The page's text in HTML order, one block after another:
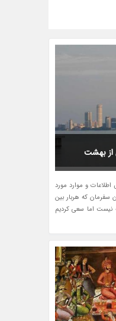
از بهشت
اطلاعات و موارد مورد
سفرمان که هربار بین
نیست اما سعى کردیم